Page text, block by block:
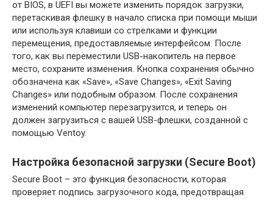
от BIOS, в UEFI вы можете изменить порядок загрузки,
перетаскивая флешку в начало списка при помощи мыши
или используя клавиши со стрелками и функции
перемещения, предоставляемые интерфейсом. После
того, как вы переместили USB-накопитель на первое
место, сохраните изменения. Кнопка сохранения обычно
обозначена как «Save», «Save Changes», «Exit Saving
Changes» или подобным образом. После сохранения
изменений компьютер перезагрузится, и теперь он
должен загрузиться с вашей USB-флешки, созданной с
помощью Ventoy.
Настройка безопасной загрузки (Secure Boot)
Secure Boot – это функция безопасности, которая
проверяет подпись загрузочного кода, предотвращая